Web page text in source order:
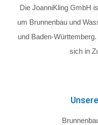
Die JoanniKling GmbH
um Brunnenbau und
und Baden-
sich in